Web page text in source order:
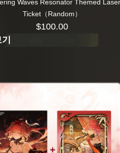
Waves Resonator Themed Laser
Ticket（Random）
$100.00